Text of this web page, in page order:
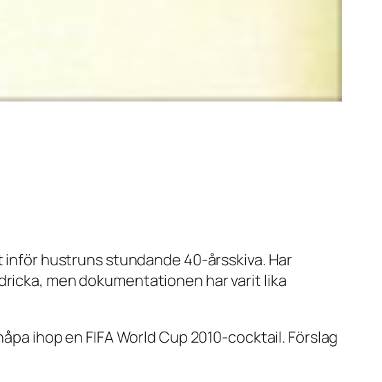
hustruns stundande 40-årsskiva. Har
men dokumentationen har varit lika
ihop en FIFA World Cup 2010-cocktail. Förslag